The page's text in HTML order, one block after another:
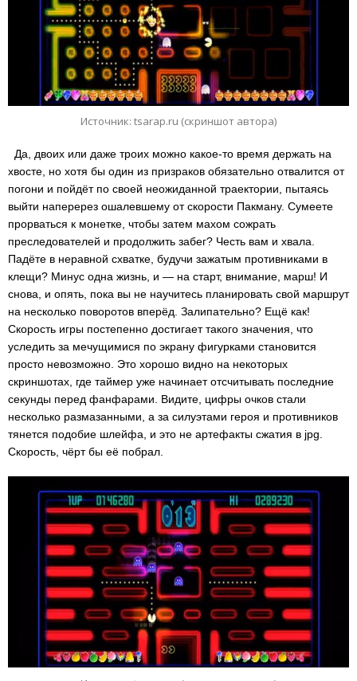
Источник: tsarap.ru (скриншот автора)
Да, двоих или даже троих можно какое-то время держать на
хвосте, но хотя бы один из призраков обязательно отвалится от
погони и пойдёт по своей неожиданной траектории, пытаясь
выйти наперерез ошалевшему от скорости Пакману. Сумеете
прорваться к монетке, чтобы затем махом сожрать
преследователей и продолжить забег? Честь вам и хвала.
Падёте в неравной схватке, будучи зажатым противниками в
клещи? Минус одна жизнь, и — на старт, внимание, марш! И
снова, и опять, пока вы не научитесь планировать свой маршрут
на несколько поворотов вперёд. Залипательно? Ещё как!
Скорость игры постепенно достигает такого значения, что
уследить за мечущимися по экрану фигурками становится
просто невозможно. Это хорошо видно на некоторых
скриншотах, где таймер уже начинает отсчитывать последние
секунды перед фанфарами. Видите, цифры очков стали
несколько размазанными, а за силуэтами героя и противников
тянется подобие шлейфа, и это не артефакты сжатия в jpg.
Скорость, чёрт бы её побрал.